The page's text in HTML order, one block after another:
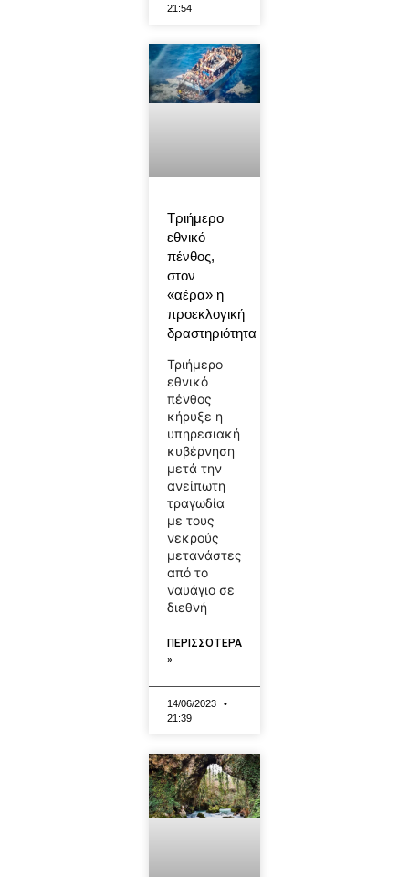
21:54
Τριήμερο
εθνικό
πένθος,
στον
«αέρα» η
προεκλογική
δραστηριότητα
Τριήμερο
εθνικό
πένθος
κήρυξε η
υπηρεσιακή
κυβέρνηση
μετά την
ανείπωτη
τραγωδία
με τους
νεκρούς
μετανάστες
από το
ναυάγιο σε
διεθνή
ΠΕΡΙΣΣΟΤΕΡΑ
»
14/06/2023
21:39